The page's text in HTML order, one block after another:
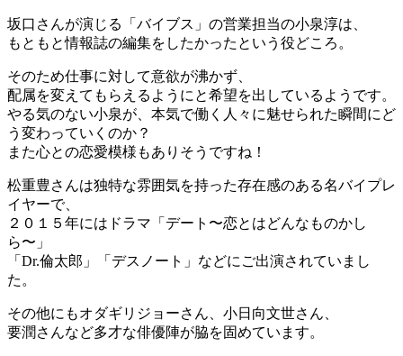
坂口さんが演じる「バイブス」の営業担当の小泉淳は、
もともと情報誌の編集をしたかったという役どころ。
そのため仕事に対して意欲が沸かず、
配属を変えてもらえるようにと希望を出しているようです。
やる気のない小泉が、本気で働く人々に魅せられた瞬間にど
う変わっていくのか？
また心との恋愛模様もありそうですね！
松重豊さんは独特な雰囲気を持った存在感のある名バイプレ
イヤーで、
２０１５年にはドラマ「デート〜恋とはどんなものかし
ら〜」
「Dr.倫太郎」「デスノート」などにご出演されていまし
た。
その他にもオダギリジョーさん、小日向文世さん、
要潤さんなど多才な俳優陣が脇を固めています。